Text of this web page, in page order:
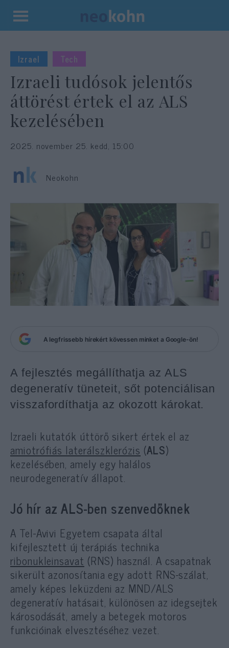
Kilépés
tartalomba
Izrael Tech
Izraeli tudósok jelentős
áttörést értek el az ALS
kezelésében
2025. november 25. kedd, 15:00
Neokohn
A legfrissebb hírekért kövessen minket a Google-ön!
A fejlesztés megállíthatja az ALS
degeneratív tüneteit, sőt potenciálisan
visszafordíthatja az okozott károkat.
Izraeli kutatók úttörő sikert értek el az
amiotrófiás laterálszklerózis (ALS)
kezelésében, amely egy halálos
neurodegeneratív állapot.
Jó hír az ALS-ben szenvedőknek
A Tel-Avivi Egyetem csapata által
kifejlesztett új terápiás technika
ribonukleinsavat (RNS) használ. A csapatnak
sikerült azonosítania egy adott RNS-szálat,
amely képes leküzdeni az MND/ALS
degeneratív hatásait, különösen az idegsejtek
károsodását, amely a betegek motoros
funkcióinak elvesztéséhez vezet.